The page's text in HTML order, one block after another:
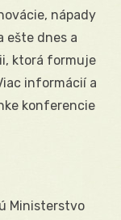
nápady
ešte dnes a
ktorá formuje
informácií a
konferencie
Ministerstvo